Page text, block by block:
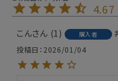
4.67
こん 1 購入者
投稿日
2026/01/04